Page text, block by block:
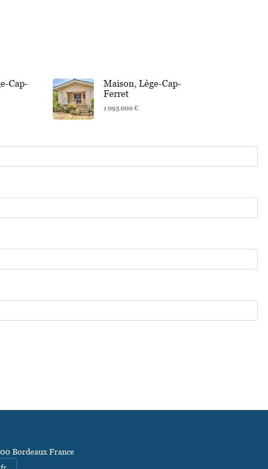
Cap-
Maison, Lège-Cap-
Ferret
1 095 000 €
Bordeaux France